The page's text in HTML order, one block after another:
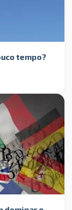
tempo?